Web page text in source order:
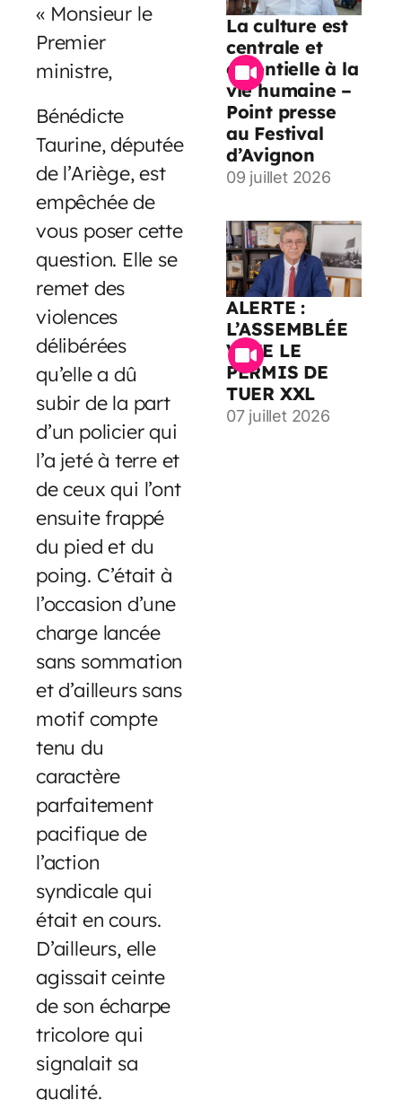
« Monsieur le
Premier
ministre,
Bénédicte
Taurine, députée
de l’Ariège, est
empêchée de
vous poser cette
question. Elle se
remet des
violences
délibérées
qu’elle a dû
subir de la part
d’un policier qui
l’a jeté à terre et
de ceux qui l’ont
ensuite frappé
du pied et du
poing. C’était à
l’occasion d’une
charge lancée
sans sommation
et d’ailleurs sans
motif compte
tenu du
caractère
parfaitement
pacifique de
l’action
syndicale qui
était en cours.
D’ailleurs, elle
agissait ceinte
de son écharpe
tricolore qui
signalait sa
qualité.
La culture est
centrale et
essentielle à la
vie humaine –
Point presse
au Festival
d’Avignon
09 juillet 2026
ALERTE :
L’ASSEMBLÉE
VOTE LE
PERMIS DE
TUER XXL
07 juillet 2026